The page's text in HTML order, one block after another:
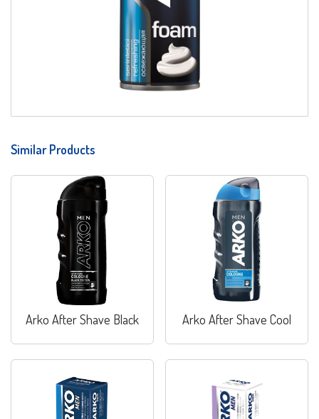
Similar Products
Arko After Shave Black Arko After Shave Cool